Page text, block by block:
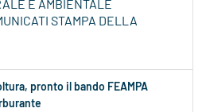
E AMBIENTALE
STAMPA DELLA
pronto il bando FEAMPA